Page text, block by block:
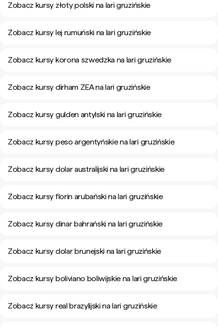
Zobacz kursy złoty polski na lari gruzińskie
Zobacz kursy lej rumuński na lari gruzińskie
Zobacz kursy korona szwedzka na lari gruzińskie
Zobacz kursy dirham ZEA na lari gruzińskie
Zobacz kursy gulden antylski na lari gruzińskie
Zobacz kursy peso argentyńskie na lari gruzińskie
Zobacz kursy dolar australijski na lari gruzińskie
Zobacz kursy florin arubański na lari gruzińskie
Zobacz kursy dinar bahrański na lari gruzińskie
Zobacz kursy dolar brunejski na lari gruzińskie
Zobacz kursy boliviano boliwijskie na lari gruzińskie
Zobacz kursy real brazylijski na lari gruzińskie